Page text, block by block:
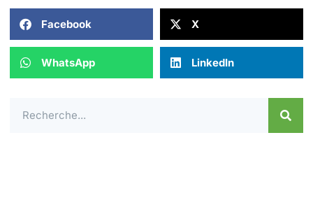
Facebook X
WhatsApp LinkedIn